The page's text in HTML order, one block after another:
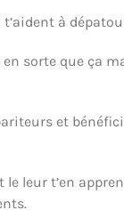
à
sorte que ça
et
leur t’en